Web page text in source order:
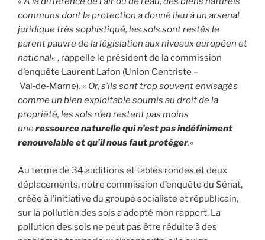
communs dont la protection a donné lieu à un arsenal
juridique très sophistiqué, les sols sont restés le
parent pauvre de la législation aux niveaux européen et
national« , rappelle le président de la commission
d’enquête Laurent Lafon (Union Centriste –
Val‑de‑Marne). « Or, s’ils sont trop souvent envisagés
comme un bien exploitable soumis au droit de la
propriété, les sols n’en restent pas moins
uneressource naturelle qui n’est pas indéfiniment
renouvelable et qu’il nous faut protéger.«
Au terme de 34 auditions et tables rondes et deux
déplacements, notre commission d’enquête du Sénat,
créée à l’initiative du groupe socialiste et républicain,
sur la pollution des sols a adopté mon rapport. La
pollution des sols ne peut pas être réduite à des